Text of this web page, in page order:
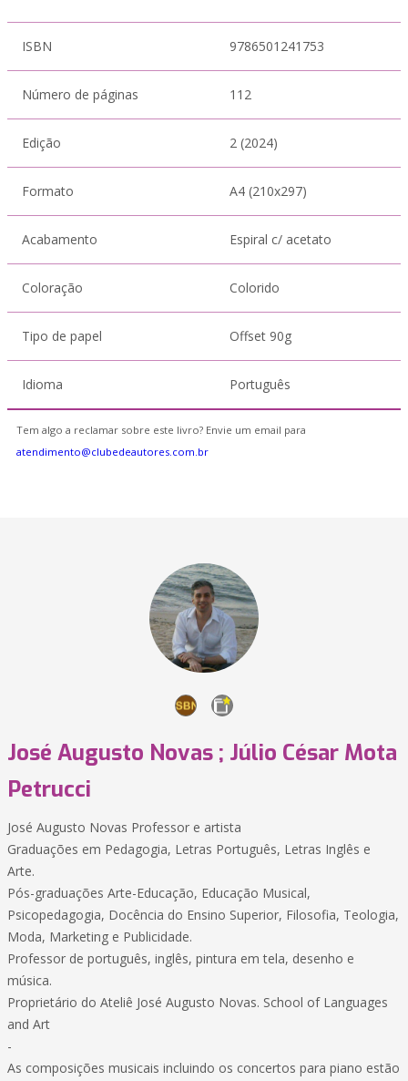
ISBN 9786501241753
Número de páginas 112
Edição 2 (2024)
Formato A4 (210x297)
Acabamento Espiral c/ acetato
Coloração Colorido
Tipo de papel Offset 90g
Idioma Português
Tem algo a reclamar sobre este livro? Envie um email para
atendimento@clubedeautores.com.br
José Augusto Novas ; Júlio César Mota
Petrucci
José Augusto Novas Professor e artista
Graduações em Pedagogia, Letras Português, Letras Inglês e
Arte.
Pós-graduações Arte-Educação, Educação Musical,
Psicopedagogia, Docência do Ensino Superior, Filosofia, Teologia,
Moda, Marketing e Publicidade.
Professor de português, inglês, pintura em tela, desenho e
música.
Proprietário do Ateliê José Augusto Novas. School of Languages
and Art
-
As composições musicais incluindo os concertos para piano estão